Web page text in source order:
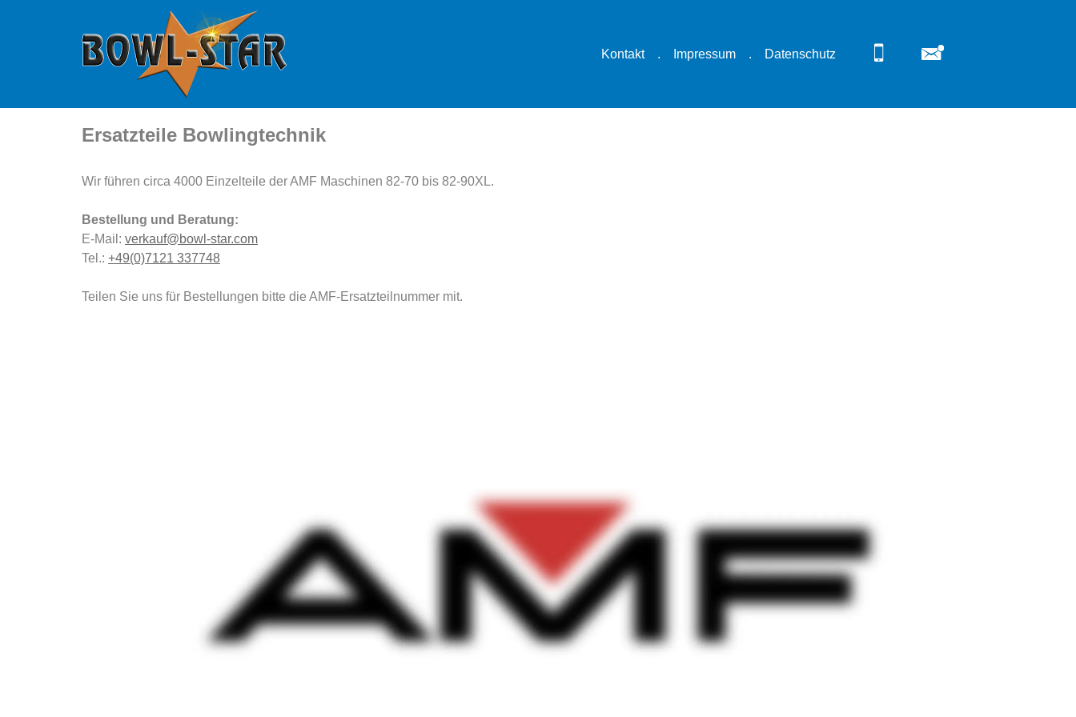
Kontakt . Impressum . Datenschutz
Ersatzteile Bowlingtechnik
Wir führen circa 4000 Einzelteile der AMF Maschinen 82-70 bis 82-90XL.
Bestellung und Beratung:
E-Mail: verkauf@bowl-star.com
Tel.: +49(0)7121 337748
Teilen Sie uns für Bestellungen bitte die AMF-Ersatzteilnummer mit.